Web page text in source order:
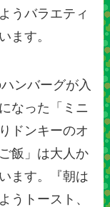
うバラエティ
ます。
ンバーグが入
なった「ミニ
ドンキーのオ
飯」は大人か
ます。『朝は
うトースト、